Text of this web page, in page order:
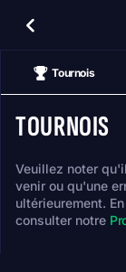
Tournois
TOURNOIS
Veuillez noter
venir ou qu'une
ultérieurement.
consulter notre